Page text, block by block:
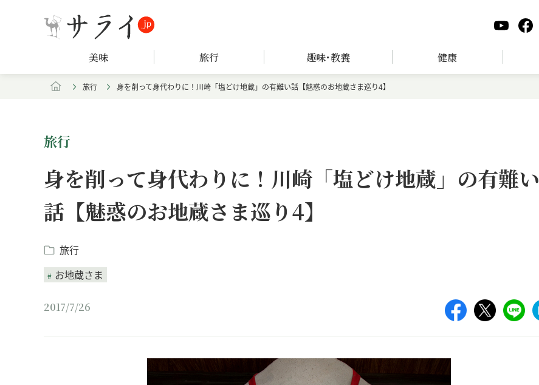
美味 旅行 趣味･教養 健康
旅行 身を削って身代わりに！川崎「塩どけ地蔵」の有難い話【魅惑のお地蔵さま巡り4】
旅行
身を削って身代わりに！川崎「塩どけ地蔵」の有難い
話【魅惑のお地蔵さま巡り4】
旅行
お地蔵さま
2017/7/26